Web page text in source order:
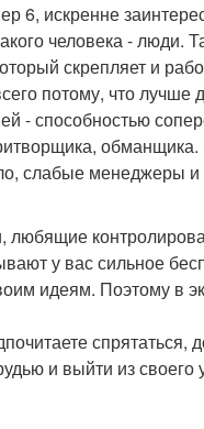
6, искренне
человека - люди.
скрепляет и
потому, что лучше
- способностью
слабые менеджеры
у вас сильное
идеям. Поэтому в
и выйти из своего